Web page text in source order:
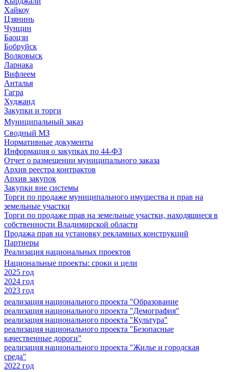
Хайкоу
Цзянинь
Чунцин
Баоцзи
Бобруйск
Волковыск
Ларнака
Вифлеем
Анталья
Гагра
Худжанд
Закупки и торги
Муниципальный заказ
Сводный МЗ
Нормативные документы
Информация о закупках по 44-ФЗ
Отчет о размещении муниципального заказа
Архив реестра контрактов
Архив закупок
Закупки вне системы
Торги по продаже муниципального имущества и прав на
земельные участки
Торги по продаже прав на земельные участки, находящиеся в
собственности Владимирской области
Продажа прав на установку рекламных конструкций
Партнеры
Реализация национальных проектов
Национальные проекты: сроки и цели
2025 год
2024 год
2023 год
реализация национального проекта "Образование
реализация национального проекта "Демография"
реализация национального проекта "Культура"
реализация национального проекта "Безопасные
качественные дороги"
реализация национального проекта "Жилье и городская
среда"
2022 год